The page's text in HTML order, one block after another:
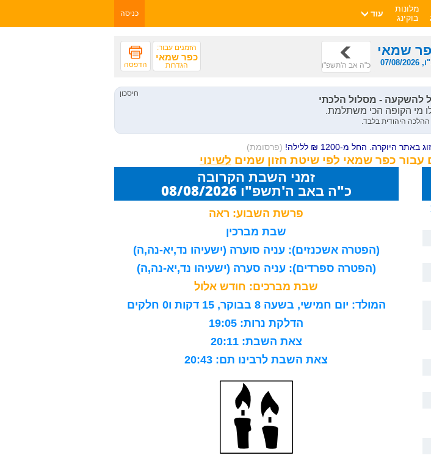
מלונות
בוקינג
עוד כניסה
הזמנים עבור:
כפר שמאי
הגדרות הדפסה
שמאי
כ"ה אב ה'תשפ"ו
החל מ-1200 ₪ ללילה! (פרסומת)
כפר שמאי לפי שיטת חזון שמים
זמני השבת הקרובה
כ"ה באב ה'תשפ"ו 08/08/2026
פרשת השבוע: ראה
שבת מברכין
(הפטרה אשכנזים): עניה סוערה (ישעיהו נד,יא-נה,ה)
(הפטרה ספרדים): עניה סערה (ישעיהו נד,יא-נה,ה)
שבת מברכים: חודש אלול
המולד: יום חמישי, בשעה 8 בבוקר, 15 דקות ו0 חלקים
הדלקת נרות: 19:05
צאת השבת: 20:11
צאת השבת לרבינו תם: 20:43